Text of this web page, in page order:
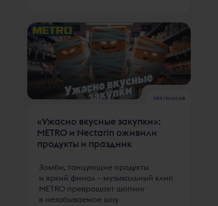
1414голосов
«Ужасно вкусные закупки»:
METRO и Nectarin оживили
продукты и праздник
Зомби, танцующие продукты
и яркий финал – музыкальный клип
METRO превращает шопинг
в незабываемое шоу